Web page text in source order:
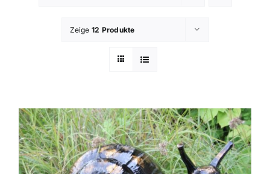
Zeige 12 Produkte